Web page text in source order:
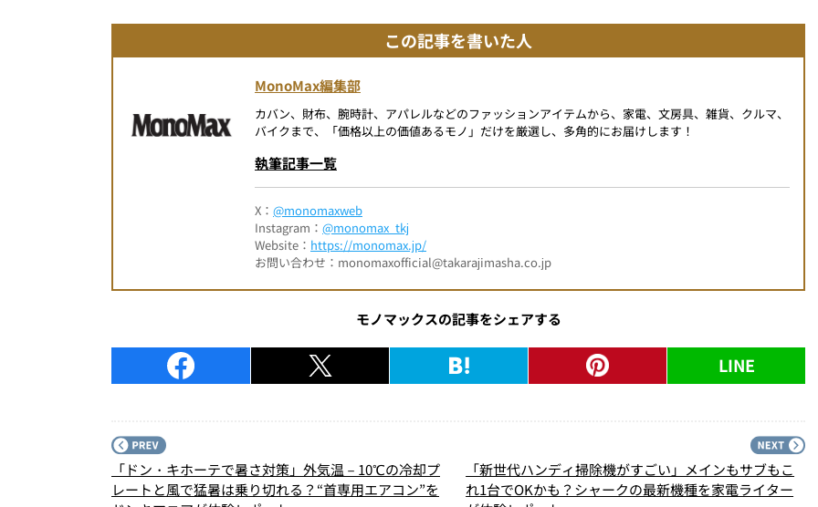
この記事を書いた人
MonoMax編集部
カバン、財布、腕時計、アパレルなどのファッションアイテムから、家電、文房具、雑貨、クルマ、
バイクまで、「価格以上の価値あるモノ」だけを厳選し、多角的にお届けします！
執筆記事一覧
X： @monomaxweb
Instagram： @monomax_tkj
Website： https://monomax.jp/
お問い合わせ：monomaxofficial@takarajimasha.co.jp
モノマックスの記事をシェアする
LINE
「ドン・キホーテで暑さ対策」外気温－10℃の冷却プ
レートと風で猛暑は乗り切れる？“首専用エアコン”を
「新世代ハンディ掃除機がすごい」メインもサブもこ
れ1台でOKかも？シャークの最新機種を家電ライター